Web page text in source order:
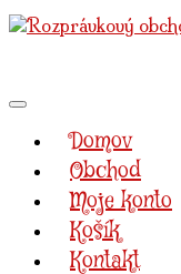
Preskočiť
na
Prepnúť
navigáciuDomov
Obchod
Moje konto
Košík
Kontakt